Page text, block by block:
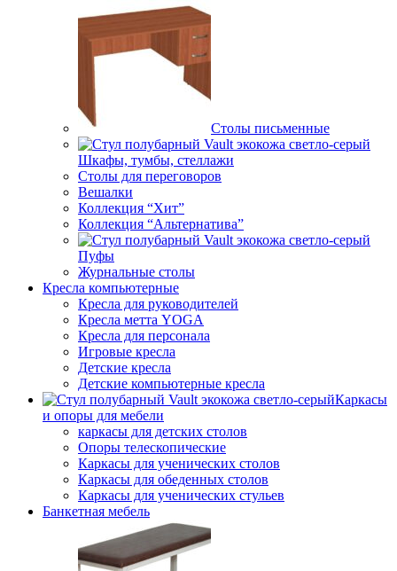
Столы письменные
Шкафы, тумбы, стеллажи
Столы для переговоров
Вешалки
Коллекция “Хит”
Коллекция “Альтернатива”
Пуфы
Журнальные столы
Кресла компьютерные
Кресла для руководителей
Кресла метта YOGA
Кресла для персонала
Игровые кресла
Детские кресла
Детские компьютерные кресла
Каркасы
и опоры для мебели
каркасы для детских столов
Опоры телескопические
Каркасы для ученических столов
Каркасы для обеденных столов
Каркасы для ученических стульев
Банкетная мебель